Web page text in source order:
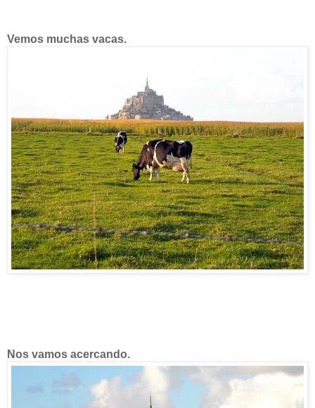
Vemos muchas vacas.
Nos vamos acercando.